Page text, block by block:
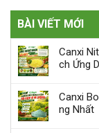
BÀI VIẾT MỚI
Canxi
ch Ứng
Canxi
ng Nhất